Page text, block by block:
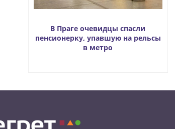
В Праге очевидцы спасли
пенсионерку, упавшую на рельсы
в метро